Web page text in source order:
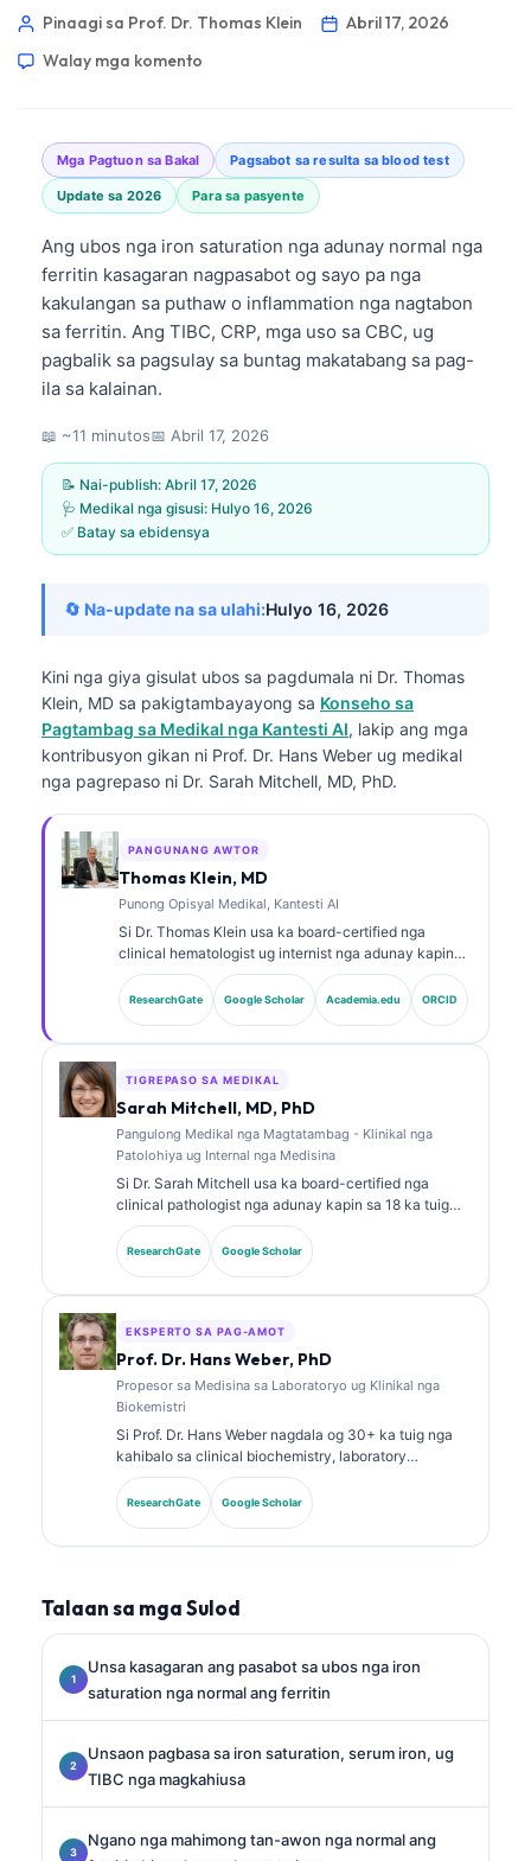
Pinaagi sa Prof. Dr. Thomas Klein
Abril 17, 2026
Walay mga komento
Mga Pagtuon sa Bakal Pagsabot sa resulta sa blood test
Update sa 2026 Para sa pasyente
Ang ubos nga iron saturation nga adunay normal nga
ferritin kasagaran nagpasabot og sayo pa nga
kakulangan sa puthaw o inflammation nga nagtabon
sa ferritin. Ang TIBC, CRP, mga uso sa CBC, ug
pagbalik sa pagsulay sa buntag makatabang sa pag-
ila sa kalainan.
📖 ~11 minutos📅 Abril 17, 2026
📝 Nai-publish: Abril 17, 2026
🩺 Medikal nga gisusi: Hulyo 16, 2026
✅ Batay sa ebidensya
🔄 Na-update na sa ulahi:Hulyo 16, 2026
Kini nga giya gisulat ubos sa pagdumala ni Dr. Thomas
Klein, MD sa pakigtambayayong sa Konseho sa
Pagtambag sa Medikal nga Kantesti AI, lakip ang mga
kontribusyon gikan ni Prof. Dr. Hans Weber ug medikal
nga pagrepaso ni Dr. Sarah Mitchell, MD, PhD.
PANGUNANG AWTOR
Thomas Klein, MD
Punong Opisyal Medikal, Kantesti AI
Si Dr. Thomas Klein usa ka board-certified nga
clinical hematologist ug internist nga adunay kapin
sa 15 ka tuig nga kasinatian sa laboratory medicine
ug AI-assisted nga klinikal nga pag-analisa. Isip
Chief Medical Officer sa Kantesti AI, naghatag siya
daghan na’g naathag nga mga publikasyon bahin sa
paghubad sa biomarker ug laboratory diagnostics sa
ResearchGate Google Scholar Academia.edu ORCID
TIGREPASO SA MEDIKAL
Sarah Mitchell, MD, PhD
Pangulong Medikal nga Magtatambag - Klinikal nga
Patolohiya ug Internal nga Medisina
Si Dr. Sarah Mitchell usa ka board-certified nga
clinical pathologist nga adunay kapin sa 18 ka tuig
nga kasinatian sa laboratory medicine ug diagnostic
analysis. Aduna siya’y specialty certifications sa
clinical chemistry ug daghan na’g gipatik nga mga
ResearchGate Google Scholar
EKSPERTO SA PAG-AMOT
Prof. Dr. Hans Weber, PhD
Propesor sa Medisina sa Laboratoryo ug Klinikal nga
Biokemistri
Si Prof. Dr. Hans Weber nagdala og 30+ ka tuig nga
kahibalo sa clinical biochemistry, laboratory
medicine, ug biomarker research. Kanhi nga
Presidente sa German Society for Clinical Chemistry,
siya nag-espesyalisar sa diagnostic panel analysis,
ResearchGate Google Scholar
Talaan sa mga Sulod
Unsa kasagaran ang pasabot sa ubos nga iron
saturation nga normal ang ferritin
Unsaon pagbasa sa iron saturation, serum iron, ug
TIBC nga magkahiusa
Ngano nga mahimong tan-awon nga normal ang